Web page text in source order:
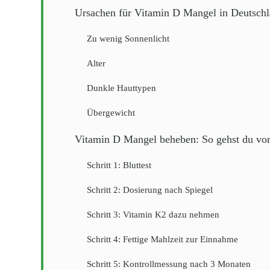
Ursachen für Vitamin D Mangel in
Zu wenig Sonnenlicht
Alter
Dunkle Hauttypen
Übergewicht
Vitamin D Mangel beheben: So gehst du vor
Schritt 1: Bluttest
Schritt 2: Dosierung nach Spiegel
Schritt 3: Vitamin K2 dazu nehmen
Schritt 4: Fettige Mahlzeit zur Einnahme
Schritt 5: Kontrollmessung nach 3 Monaten